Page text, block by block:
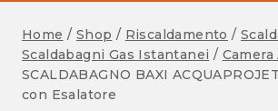
Home / Shop / Riscaldamento /
Scaldabagni Gas Istantanei /
SCALDABAGNO BAXI
con Esalatore